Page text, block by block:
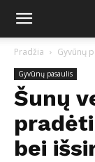
Pradžia Gyvūnų
Gyvūnų pasaulis
Šunų
bei